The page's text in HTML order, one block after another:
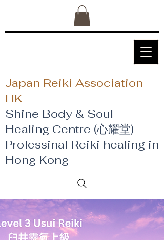
Japan Reiki Association
HK
Shine Body & Soul
Healing Centre (心耀堂)
​Professinal Reiki healing in
Hong Kong